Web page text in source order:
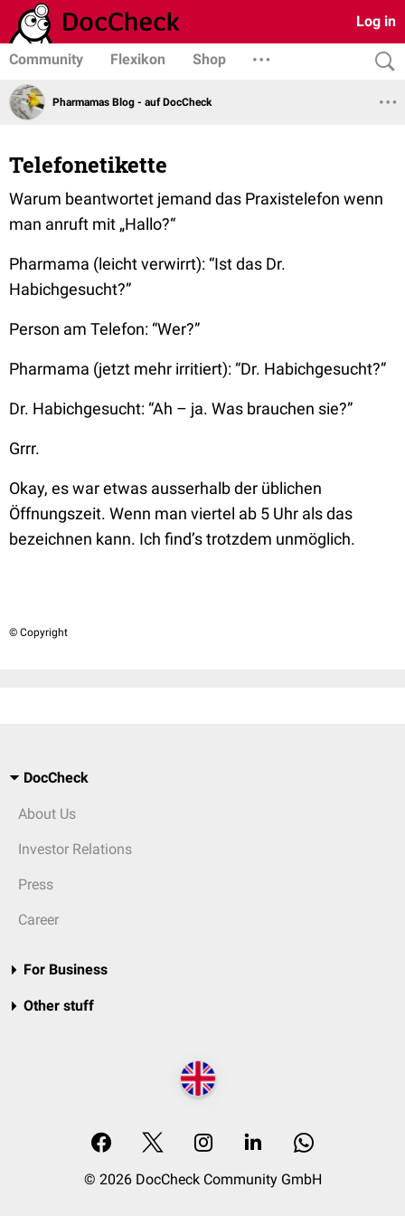
Log in
Community Flexikon Shop
Pharmamas Blog - auf DocCheck
Telefonetikette
Warum beantwortet jemand das Praxistelefon wenn
man anruft mit „Hallo?“
Pharmama (leicht verwirrt): “Ist das Dr.
Habichgesucht?”
Person am Telefon: “Wer?”
Pharmama (jetzt mehr irritiert): “Dr. Habichgesucht?”
Dr. Habichgesucht: “Ah – ja. Was brauchen sie?”
Grrr.
Okay, es war etwas ausserhalb der üblichen
Öffnungszeit. Wenn man viertel ab 5 Uhr als das
bezeichnen kann. Ich find’s trotzdem unmöglich.
© Copyright
DocCheck
About Us
Investor Relations
Press
Career
For Business
Other stuff
© 2026 DocCheck Community GmbH